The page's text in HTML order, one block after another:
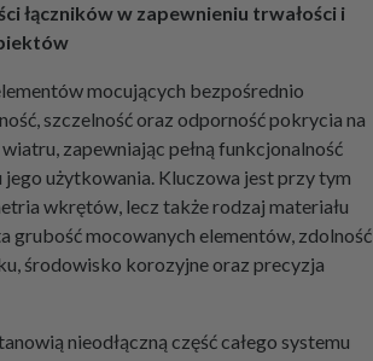
łączników w zapewnieniu trwałości i
mocujących bezpośrednio
szczelność oraz odporność pokrycia na
wiatru, zapewniając pełną funkcjonalność
jego użytkowania. Kluczowa jest przy tym
wkrętów, lecz także rodzaj materiału
grubość mocowanych elementów, zdolność
środowisko korozyjne oraz precyzja
nieodłączną część całego systemu